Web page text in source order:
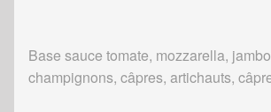
Base sauce tomate, mozzarella,
champignons, câpres, artichauts,